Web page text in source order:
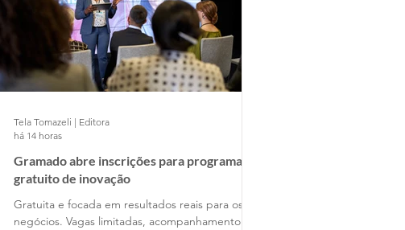
Gramado abre inscrições para programa
gratuito de inovação
Gratuita e focada em resultados reais para os
negócios. Vagas limitadas, acompanhamento
Tela Tomazeli | Editora
há 14 horas